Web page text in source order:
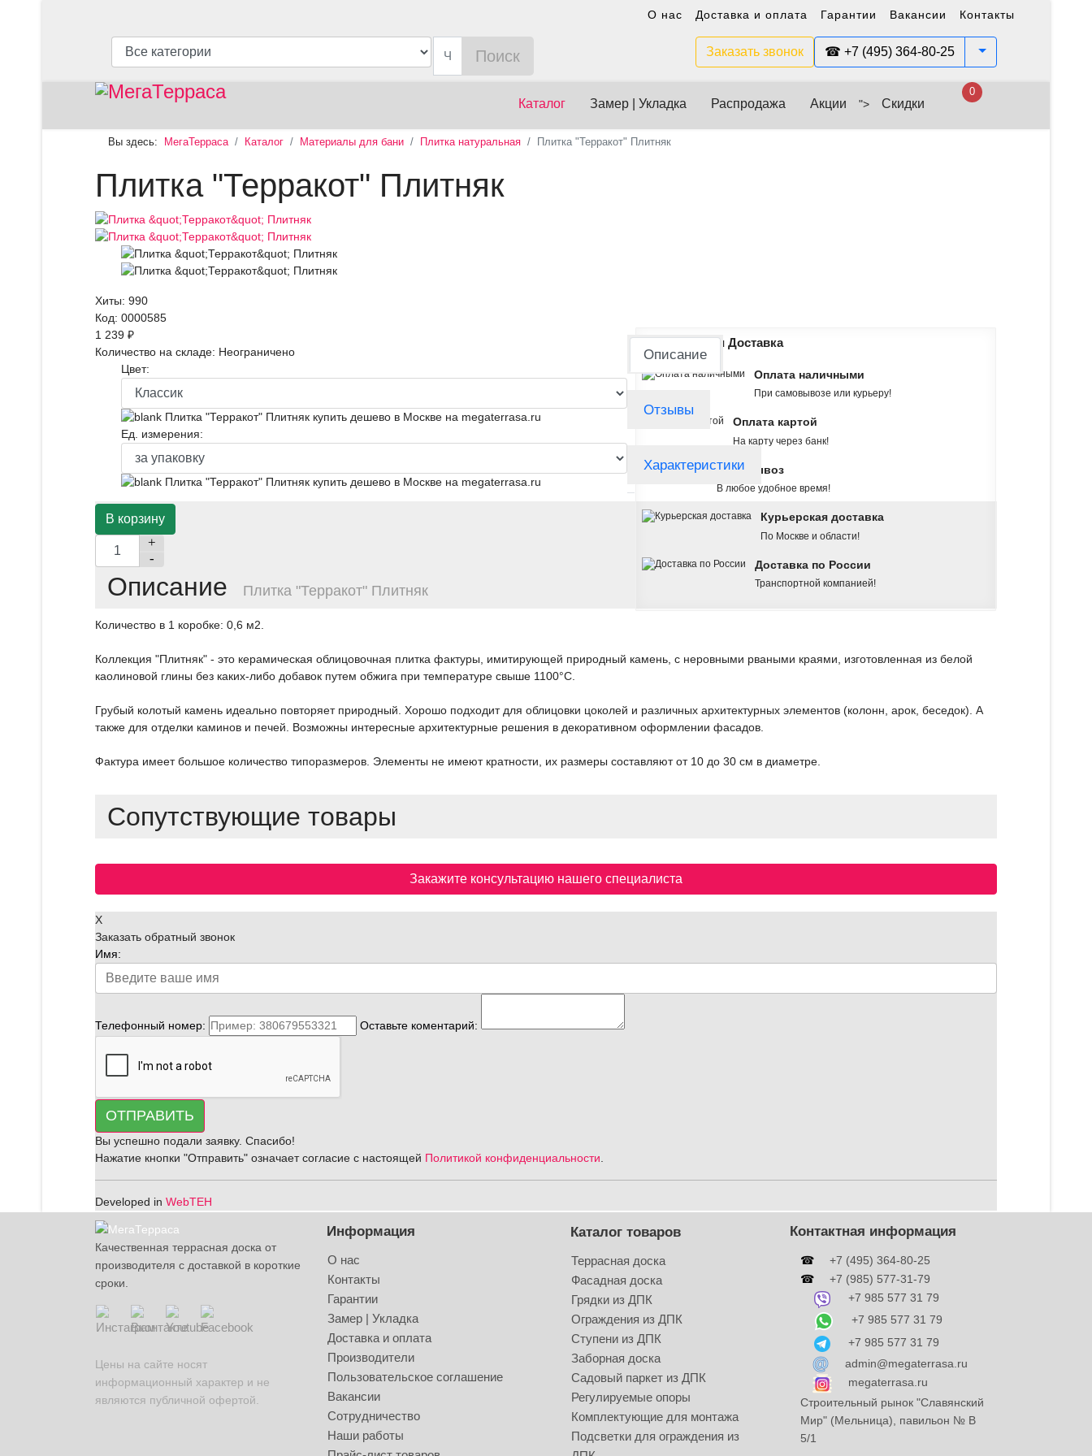
О нас Доставка и оплата Гарантии Вакансии Контакты
Поиск Заказать звонок ☎ +7 (495) 364-80-25 Toggle Dropdown
Каталог Замер | Укладка Распродажа Акции "> Скидки
0
Вы здесь: МегаТерраса Каталог Материалы для бани Плитка натуральная Плитка "Терракот" Плитняк
Плитка "Терракот" Плитняк
Хиты: 990
Код: 0000585
1 239 ₽
Количество на складе: Неограничено
Цвет:
Ед. измерения:
+
-
Оплата и Доставка
Оплата наличными
При самовывозе или курьеру!
Оплата картой
На карту через банк!
Самовывоз
В любое удобное время!
Курьерская доставка
По Москве и области!
Доставка по России
Транспортной компанией!
Описание
Отзывы
Характеристики
Описание Плитка "Терракот" Плитняк
Количество в 1 коробке: 0,6 м2.
Коллекция "Плитняк" - это керамическая облицовочная плитка фактуры, имитирующей природный камень, с неровными рваными краями, изготовленная из белой
каолиновой глины без каких-либо добавок путем обжига при температуре свыше 1100°С.
Грубый колотый камень идеально повторяет природный. Хорошо подходит для облицовки цоколей и различных архитектурных элементов (колонн, арок, беседок). А
также для отделки каминов и печей. Возможны интересные архитектурные решения в декоративном оформлении фасадов.
Фактура имеет большое количество типоразмеров. Элементы не имеют кратности, их размеры составляют от 10 до 30 см в диаметре.
Сопутствующие товары
Закажите консультацию нашего специалиста
X
Заказать обратный звонок
Имя:
Телефонный номер: Оставьте коментарий:
ОТПРАВИТЬ
Вы успешно подали заявку. Спасибо!
Нажатие кнопки "Отправить" означает согласие с настоящей Политикой конфиденциальности
Developed in WebTEH
Качественная террасная доска от
производителя с доставкой в короткие
сроки.
Цены на сайте носят
информационный характер и не
являются публичной офертой.
Информация
О нас
Контакты
Гарантии
Замер | Укладка
Доставка и оплата
Производители
Пользовательское соглашение
Вакансии
Сотрудничество
Наши работы
Каталог товаров
Террасная доска
Фасадная доска
Грядки из ДПК
Ограждения из ДПК
Ступени из ДПК
Заборная доска
Садовый паркет из ДПК
Регулируемые опоры
Комплектующие для монтажа
Подсветки для ограждения из
Контактная информация
☎
+7 (495) 364-80-25
☎
+7 (985) 577-31-79
+7 985 577 31 79
+7 985 577 31 79
+7 985 577 31 79
admin@megaterrasa.ru
megaterrasa.ru
Строительный рынок "Славянский
Мир" (Мельница), павильон № В
5/1